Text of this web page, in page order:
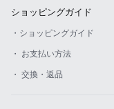
ショッピングガイド
・ショッピングガイド
・ お支払い方法
・ 交換・返品